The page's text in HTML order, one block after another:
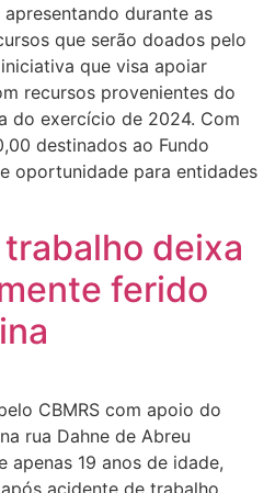
durante as
que serão doados pelo
que visa apoiar
recursos provenientes do
do exercício de 2024. Com
destinados ao Fundo
oportunidade para entidades
deixa
ferido
CBMRS com apoio do
na rua Dahne de Abreu
apenas 19 anos de idade,
acidente de trabalho